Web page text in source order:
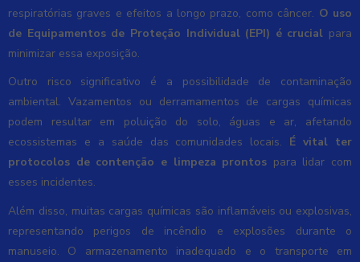
respiratórias graves e efeitos a longo prazo, como câncer. O uso
de Equipamentos de Proteção Individual (EPI) é crucial para
minimizar essa exposição.
Outro risco significativo é a possibilidade de contaminação
ambiental. Vazamentos ou derramamentos de cargas químicas
podem resultar em poluição do solo, águas e ar, afetando
ecossistemas e a saúde das comunidades locais. É vital ter
protocolos de contenção e limpeza prontos para lidar com
esses incidentes.
Além disso, muitas cargas químicas são inflamáveis ou explosivas,
representando perigos de incêndio e explosões durante o
manuseio. O armazenamento inadequado e o transporte em